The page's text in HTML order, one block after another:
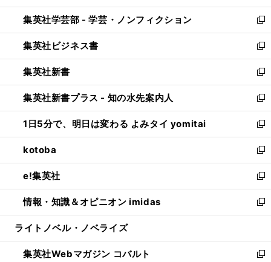
開
く
ウ
で
開
く
ン
ド
ウ
で
開
く
ウ
ィ
ン
ド
ウ
で
開
く
集英社学芸部 - 学芸・ノンフィクション
新
し
い
ウ
ィ
ン
ド
ウ
で
開
く
集英社ビジネス書
新
し
い
ウ
ィ
ン
ド
ウ
で
開
く
集英社新書
新
し
い
ウ
ィ
ン
ド
ウ
で
開
く
集英社新書プラス - 知の水先案内人
新
し
い
ウ
ィ
ン
ド
ウ
で
開
1日5分で、明日は変わる よみタイ yomitai
新
し
い
ウ
ィ
ン
ド
ウ
開
く
kotoba
新
し
い
ウ
ィ
ン
ウ
で
e!集英社
新
し
い
ウ
ン
ド
情報・知識＆オピニオン imidas
新
し
ウ
ィ
ライトノベル・ノベライズ
集英社Webマガジン コバルト
新